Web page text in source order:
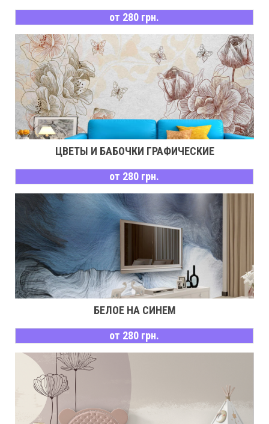
от 280 грн.
ЦВЕТЫ И БАБОЧКИ ГРАФИЧЕСКИЕ
от 280 грн.
БЕЛОЕ НА СИНЕМ
от 280 грн.